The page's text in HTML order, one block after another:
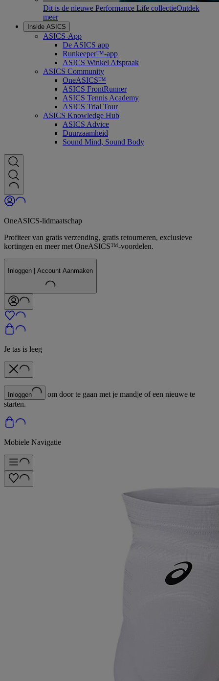
Dit is de nieuwe Performance Life collectieOntdek
meer
Inside ASICS
ASICS-App
De ASICS app
Runkeeper™-app
ASICS Winkel Afspraak
ASICS Community
OneASICS™
ASICS FrontRunner
ASICS Tennis Academy
ASICS Trial Tour
ASICS Knowledge Hub
ASICS Advice
Duurzaamheid
Sound Mind, Sound Body
OneASICS-lidmaatschap
Profiteer van gratis verzending, gratis retourneren, exclusieve
kortingen en meer met OneASICS™-voordelen.
Inloggen | Account Aanmaken
Je tas is leeg
Inloggen
om door te gaan met je mandje of een nieuwe te
starten.
Mobiele Navigatie